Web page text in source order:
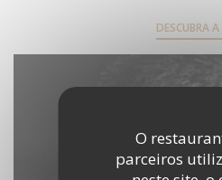
O
parceiros
DESCUBRA